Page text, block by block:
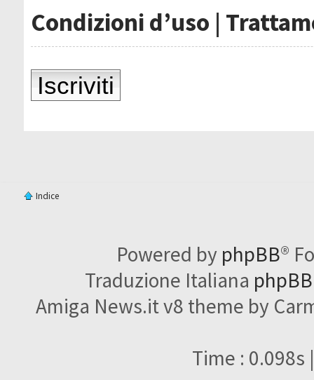
Condizioni d’uso |
Iscriviti
Indice
Powered by phpBB®
Traduzione Italiana
Amiga News.it v8 theme by
Time : 0.098s